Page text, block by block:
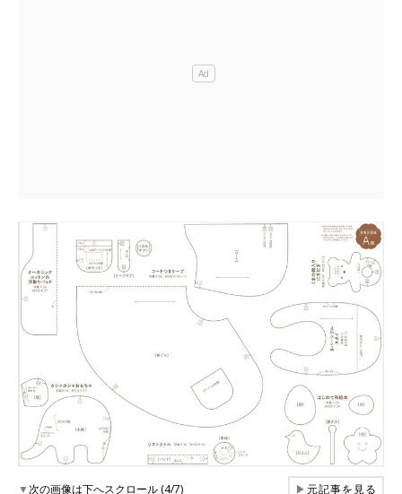
▼次の画像は下へスクロール (4/7) ▶元記事を見る